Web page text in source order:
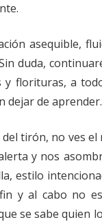
asequible,
duda,
y florituras, a
dejar de aprender.
tirón, no ves
y nos
estilo
y al cabo no
se sabe quien